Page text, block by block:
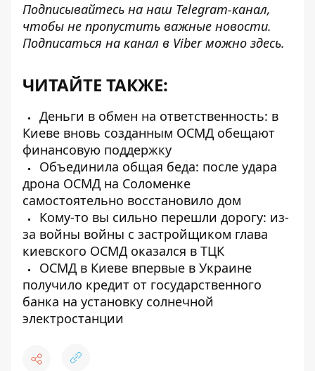
Подписывайтесь на наш Telegram-канал,
чтобы не пропустить важные новости.
Подписаться на канал в Viber можно здесь.
ЧИТАЙТЕ ТАКЖЕ:
Деньги в обмен на ответственность: в
Киеве вновь созданным ОСМД обещают
финансовую поддержку
Объединила общая беда: после удара
дрона ОСМД на Соломенке
самостоятельно восстановило дом
Кому-то вы сильно перешли дорогу: из-
за войны войны с застройщиком глава
киевского ОСМД оказался в ТЦК
ОСМД в Киеве впервые в Украине
получило кредит от государственного
банка на установку солнечной
электростанции